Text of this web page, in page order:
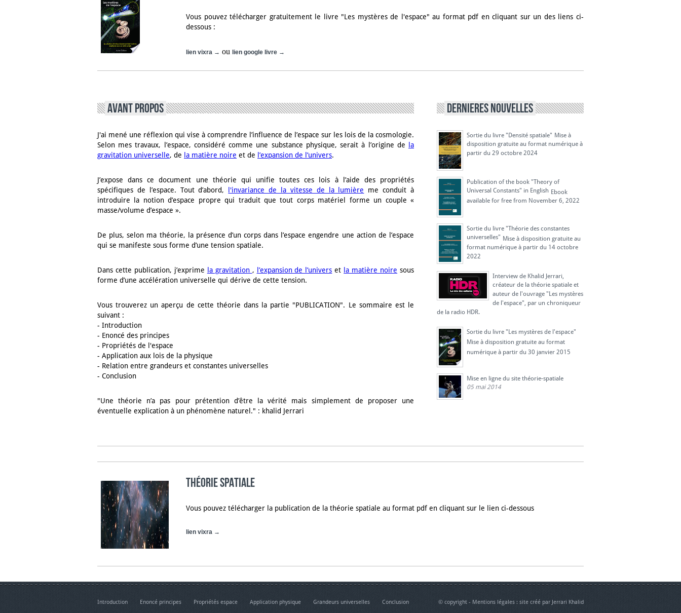
Vous pouvez télécharger gratuitement le livre "Les mystères de l'espace" au format pdf en cliquant sur un des liens ci-
dessous :
lien vixra → ou lien google livre →
AVANT PROPOS
J'ai mené une réflexion qui vise à comprendre l’influence de l’espace sur les lois de la cosmologie.
Selon mes travaux, l’espace, considéré comme une substance physique, serait à l’origine de
la
gravitation universelle, de la matière noire et de l’expansion de l’univers.
J’expose dans ce document une théorie qui unifie toutes ces lois à l’aide des propriétés
spécifiques de l’espace. Tout d’abord,
l'invariance de la vitesse de la lumière me conduit à
introduire la notion d’espace propre qui traduit que tout corps matériel forme un couple «
masse/volume d’espace ».
De plus, selon ma théorie, la présence d’un corps dans l’espace engendre une action de l’espace
qui se manifeste sous forme d’une tension spatiale.
Dans cette publication, j’exprime la gravitation , l’expansion de l’univers et la matière noire sous
forme d’une accélération universelle qui dérive de cette tension.
Vous trouverez un aperçu de cette théorie dans la partie "PUBLICATION". Le sommaire est le
suivant :
- Introduction
- Enoncé des principes
- Propriétés de l'espace
- Application aux lois de la physique
- Relation entre grandeurs et constantes universelles
- Conclusion
"Une théorie n’a pas pour prétention d’être la vérité mais simplement de proposer une
éventuelle explication à un phénomène naturel." : khalid Jerrari
DERNIERES NOUVELLES
Sortie du livre "Densité spatiale" Mise à
disposition gratuite au format numérique à
partir du 29 octobre 2024
Publication of the book "Theory of
Universal Constants" in English Ebook
available for free from November 6, 2022
Sortie du livre "Théorie des constantes
universelles" Mise à disposition gratuite au
format numérique à partir du 14 octobre
2022
Interview de Khalid Jerrari,
créateur de la théorie spatiale et
auteur de l'ouvrage "Les mystères
de l'espace", par un chroniqueur
de la radio HDR.
Sortie du livre "Les mystères de l'espace"
Mise à disposition gratuite au format
numérique à partir du 30 janvier 2015
Mise en ligne du site théorie-spatiale
05 mai 2014
THÉORIE SPATIALE
Vous pouvez télécharger la publication de la théorie spatiale au format pdf en cliquant sur le lien ci-dessous
lien vixra →
Introduction Enoncé principes Propriétés espace Application physique Grandeurs universelles Conclusion © copyright - Mentions légales : site créé par Jerrari Khalid